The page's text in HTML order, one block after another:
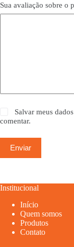
Sua avaliação sobre o
Salvar meus
comentar.
Enviar
Institucional
Início
Quem somos
Produtos
Contato